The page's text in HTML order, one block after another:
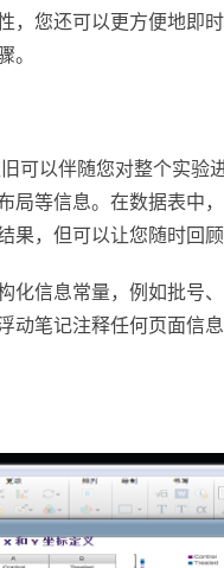
，您还可以更方便地即
。
可以伴随您对整个实验
局等信息。在数据表中
，但可以让您随时回顾
化信息常量，例如批号
动笔记注释任何页面信